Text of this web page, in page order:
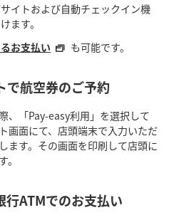
イトおよび自動チェックイン機
ます。
お支払い
も可能です。
で航空券のご予約
、「Pay-easy利用」を選択して
画面にて、店頭端末で入力いただ
ます。その画面を印刷して店頭に
ATMでのお支払い